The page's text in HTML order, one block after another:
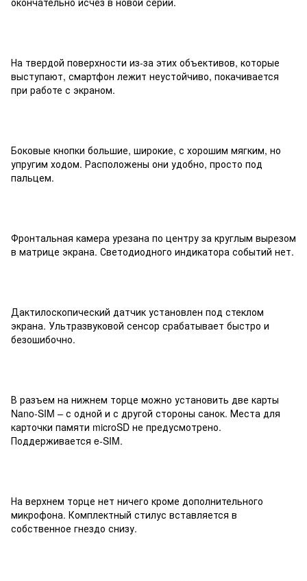
На твердой поверхности из-за этих объективов, которые
выступают, смартфон лежит неустойчиво, покачивается
при работе с экраном.
Боковые кнопки большие, широкие, с хорошим мягким, но
упругим ходом. Расположены они удобно, просто под
пальцем.
Фронтальная камера урезана по центру за круглым вырезом
в матрице экрана. Светодиодного индикатора событий нет.
Дактилоскопический датчик установлен под стеклом
экрана. Ультразвуковой сенсор срабатывает быстро и
безошибочно.
В разъем на нижнем торце можно установить две карты
Nano-SIM – с одной и с другой стороны санок. Места для
карточки памяти microSD не предусмотрено.
Поддерживается e-SIM.
На верхнем торце нет ничего кроме дополнительного
микрофона. Комплектный стилус вставляется в
собственное гнездо снизу.